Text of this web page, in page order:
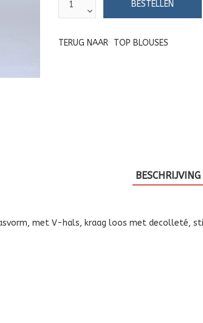
TERUG NAAR TOP BLOUSES
BESCHRIJVING
met V-hals, kraag loos met decolleté,